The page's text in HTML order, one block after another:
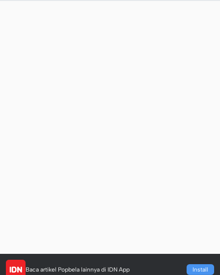
Baca artikel Popbela lainnya di IDN App Install